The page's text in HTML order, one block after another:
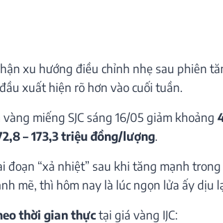
xu hướng điều chỉnh nhẹ sau phiên
xuất hiện rõ hơn vào cuối tuần.
miếng SJC sáng 16/05 giảm khoảng
– 173,3 triệu đồng/lượng.
“xả nhiệt” sau khi tăng mạnh
mẽ, thì hôm nay là lúc ngọn lửa ấy dịu
thời gian thựctại giá vàng IJC: